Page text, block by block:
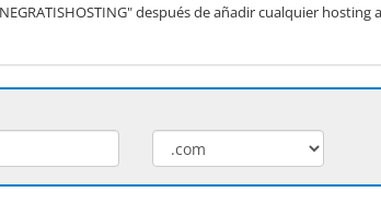
después de añadir cualquier hosting